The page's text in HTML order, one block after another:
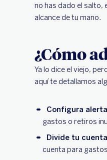
no has dado el salto,
alcance de tu mano.
¿Cómo
Ya lo dice el viejo,
aquí te detallamos
Configura
gastos o retiros
Divide tu
cuenta para